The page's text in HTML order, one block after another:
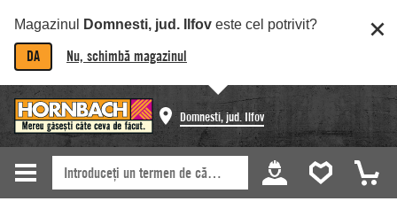
Magazinul Domnesti, jud. Ilfov este cel potrivit?
DA Nu, schimbă magazinul
Domnesti, jud. Ilfov